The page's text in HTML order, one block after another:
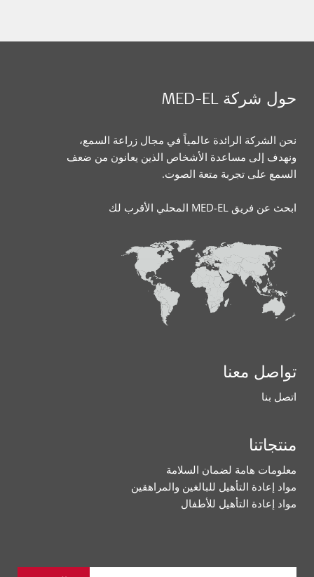
حول شركة MED-EL
نحن الشركة الرائدة عالمياً في مجال زراعة السمع،
ونهدف إلى مساعدة الأشخاص الذين يعانون من ضعف
السمع على تجربة متعة الصوت.
ابحث عن فريق MED-EL المحلي الأقرب لك
تواصل معنا
اتصل بنا
منتجاتنا
معلومات هامة لضمان السلامة
مواد إعادة التأهيل للبالغين والمراهقين
مواد إعادة التأهيل للأطفال